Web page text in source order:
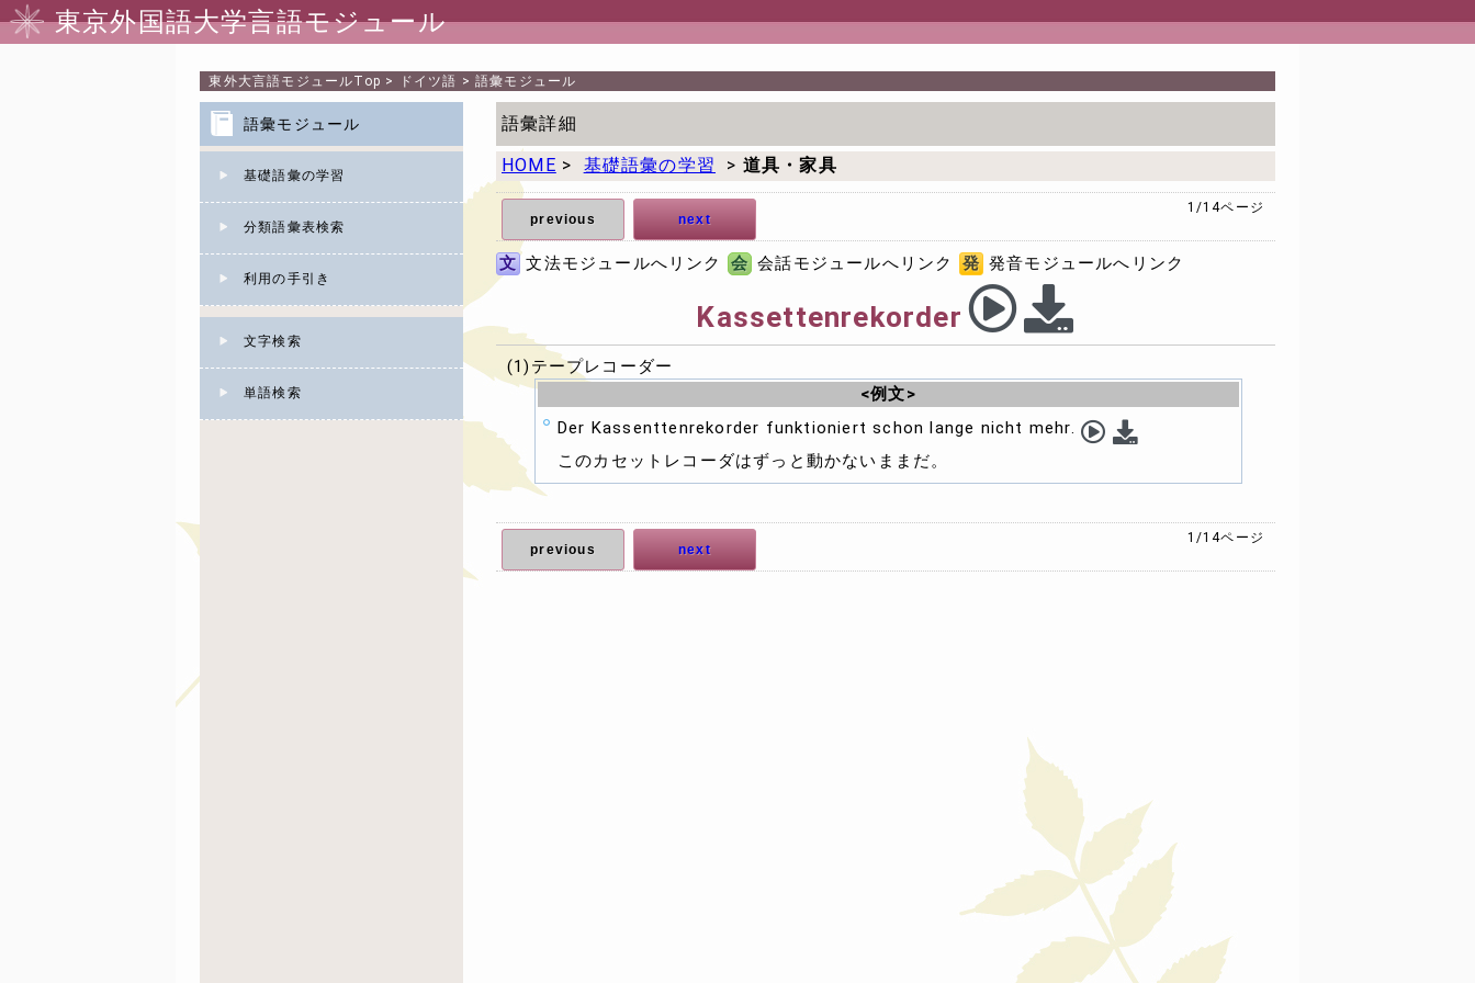
東京外国語大学言語モジュール
東外大言語モジュールTop > ドイツ語 >語彙モジュール
語彙モジュール
基礎語彙の学習
分類語彙表検索
利用の手引き
文字検索
単語検索
語彙詳細
HOME > 基礎語彙の学習 > 道具・家具
previous next
1/14ページ
文 文法モジュールへリンク 会 会話モジュールへリンク 発 発音モジュールへリンク
Kassettenrekorder
(1)テープレコーダー
<例文>
Der Kassenttenrekorder funktioniert schon lange nicht mehr.
このカセットレコーダはずっと動かないままだ。
previous next
1/14ページ